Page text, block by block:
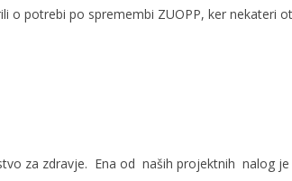
o potrebi po spremembi ZUOPP, ker nekateri
za zdravje. Ena od naših projektnih nalog